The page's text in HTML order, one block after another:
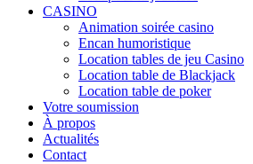
CASINO
Animation soirée casino
Encan humoristique
Location tables de jeu Casino
Location table de Blackjack
Location table de poker
Votre soumission
À propos
Actualités
Contact